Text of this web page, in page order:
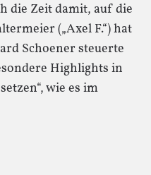
die Zeit damit, auf die
(„Axel F.“) hat
Schoener steuerte
Highlights in
wie es im